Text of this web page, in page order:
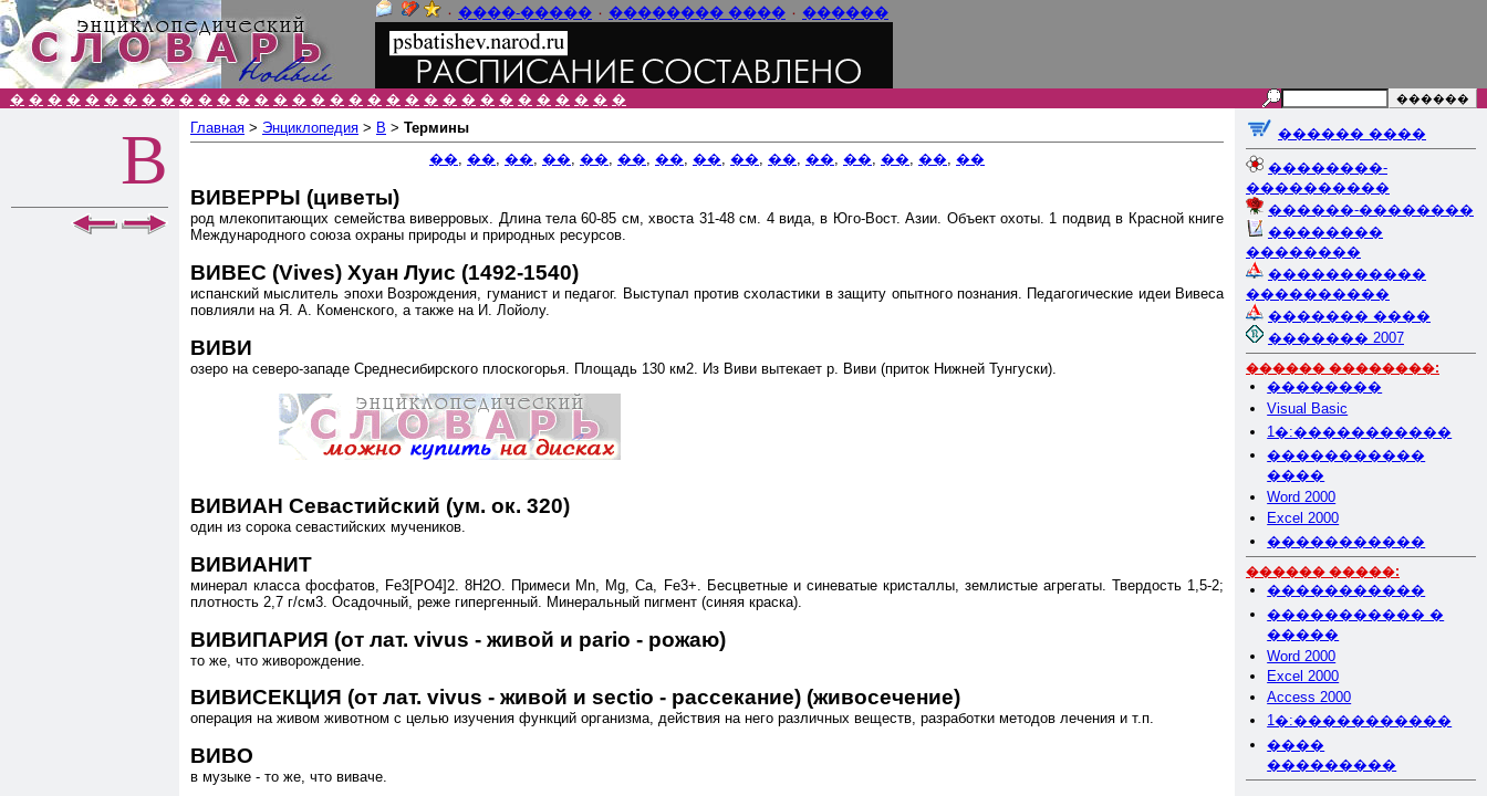
٠ ���� �������� ٠ �����-���� ٠ ������
� � � � � � � � � � � � � � � � � � � � � � � � � � � � � � � � �
В Главная > Энциклопедия > В > Термины
��, ��, ��, ��, ��, ��, ��, ��, ��, ��, ��, ��, ��, ��, ��
ВИВЕРРЫ (циветы)
род млекопитающих семейства виверровых. Длина тела 60-85 см, хвоста 31-48 см. 4 вида, в Юго-Вост. Азии. Объект охоты. 1 подвид в Красной книге
Международного союза охраны природы и природных ресурсов.
ВИВЕС (Vives) Хуан Луис (1492-1540)
испанский мыслитель эпохи Возрождения, гуманист и педагог. Выступал против схоластики в защиту опытного познания. Педагогические идеи Вивеса
повлияли на Я. А. Коменского, а также на И. Лойолу.
ВИВИ
озеро на северо-западе Среднесибирского плоскогорья. Площадь 130 км2. Из Виви вытекает р. Виви (приток Нижней Тунгуски).
ВИВИАН Севастийский (ум. ок. 320)
один из сорока севастийских мучеников.
ВИВИАНИТ
минерал класса фосфатов, Fe3[PO4]2. 8Н2О. Примеси Mn, Mg, Ca, Fe3+. Бесцветные и синеватые кристаллы, землистые агрегаты. Твердость 1,5-2;
плотность 2,7 г/см3. Осадочный, реже гипергенный. Минеральный пигмент (синяя краска).
ВИВИПАРИЯ (от лат. vivus - живой и pario - рожаю)
то же, что живорождение.
ВИВИСЕКЦИЯ (от лат. vivus - живой и sectio - рассекание) (живосечение)
операция на живом животном с целью изучения функций организма, действия на него различных веществ, разработки методов лечения и т.п.
ВИВО
в музыке - то же, что виваче.
������ ����
��������-
����������
������-��������
��������
��������
�����������
����������
������� ����
������� 2007
������ ��������:
��������
Visual Basic
1�:�����������
�����������
����
Word 2000
Excel 2000
�����������
������ �����:
�����������
����������� �
�����
Word 2000
Excel 2000
Access 2000
1�:�����������
����
���������